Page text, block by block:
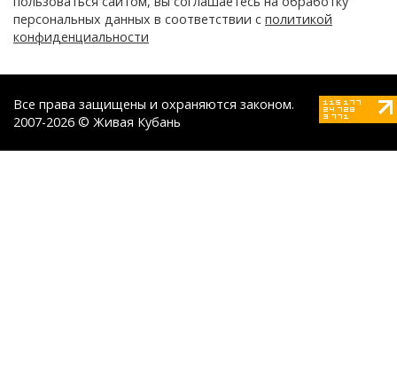
персональных данных в соответствии с политикой
конфиденциальности
Все права защищены и охраняются законом.
2007-2026 © Живая Кубань